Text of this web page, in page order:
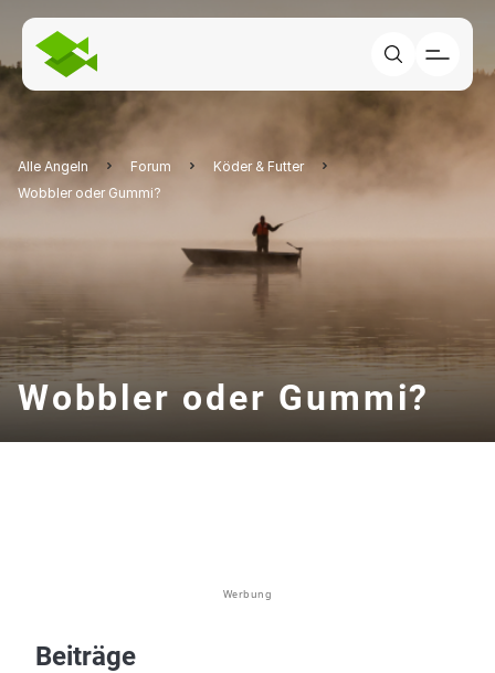
Alle Angeln Forum
Köder & Futter
Wobbler oder Gummi?
Wobbler oder Gummi?
Werbung
Beiträge